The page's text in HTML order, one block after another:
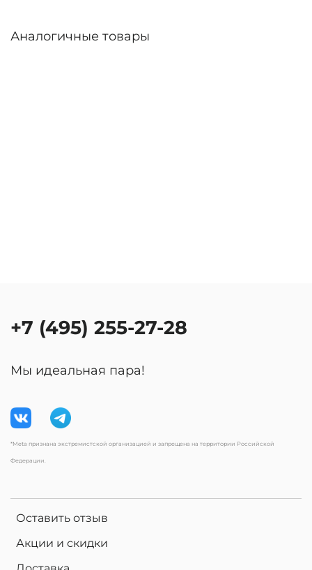
Аналогичные товары
Оставить отзыв
Акции и скидки
+7 (495) 255-27-28
Мы идеальная пара!
*Meta признана экстремистской организацией и запрещена на территории Российской
Федерации.